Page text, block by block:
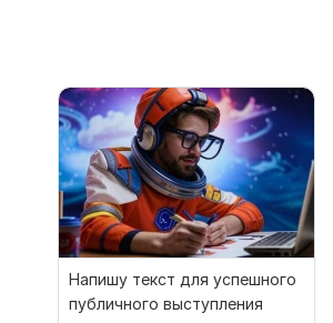
Напишу текст для успешного
публичного выступления